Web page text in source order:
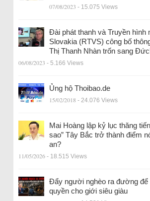
07/08/2023 - 15.075 Views
Đài phát thanh và Truyền hình
Slovakia (RTVS) công bố
Thị Thanh Nhàn trốn sang
06/08/2023 - 5.166 Views
Ủng hộ Thoibao.de
15/02/2018 - 24.076 Views
Mai Hoàng lập kỷ lục thăng
sao” Tây Bắc trở thành điểm
an?
11/05/2026 - 18.515 Views
Đẩy người nghèo ra đường để
quyền cho giới siêu giàu